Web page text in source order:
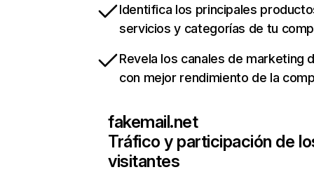
Identifica los principales
servicios y categorías de tu
Revela los canales de marketing
con mejor rendimiento de la
fakemail.net
Tráfico y participación de
visitantes